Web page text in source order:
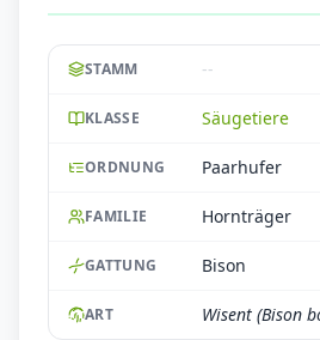
STAMM --
KLASSE Säugetiere
ORDNUNG Paarhufer
FAMILIE Hornträger
GATTUNG Bison
ART Wisent (Bison